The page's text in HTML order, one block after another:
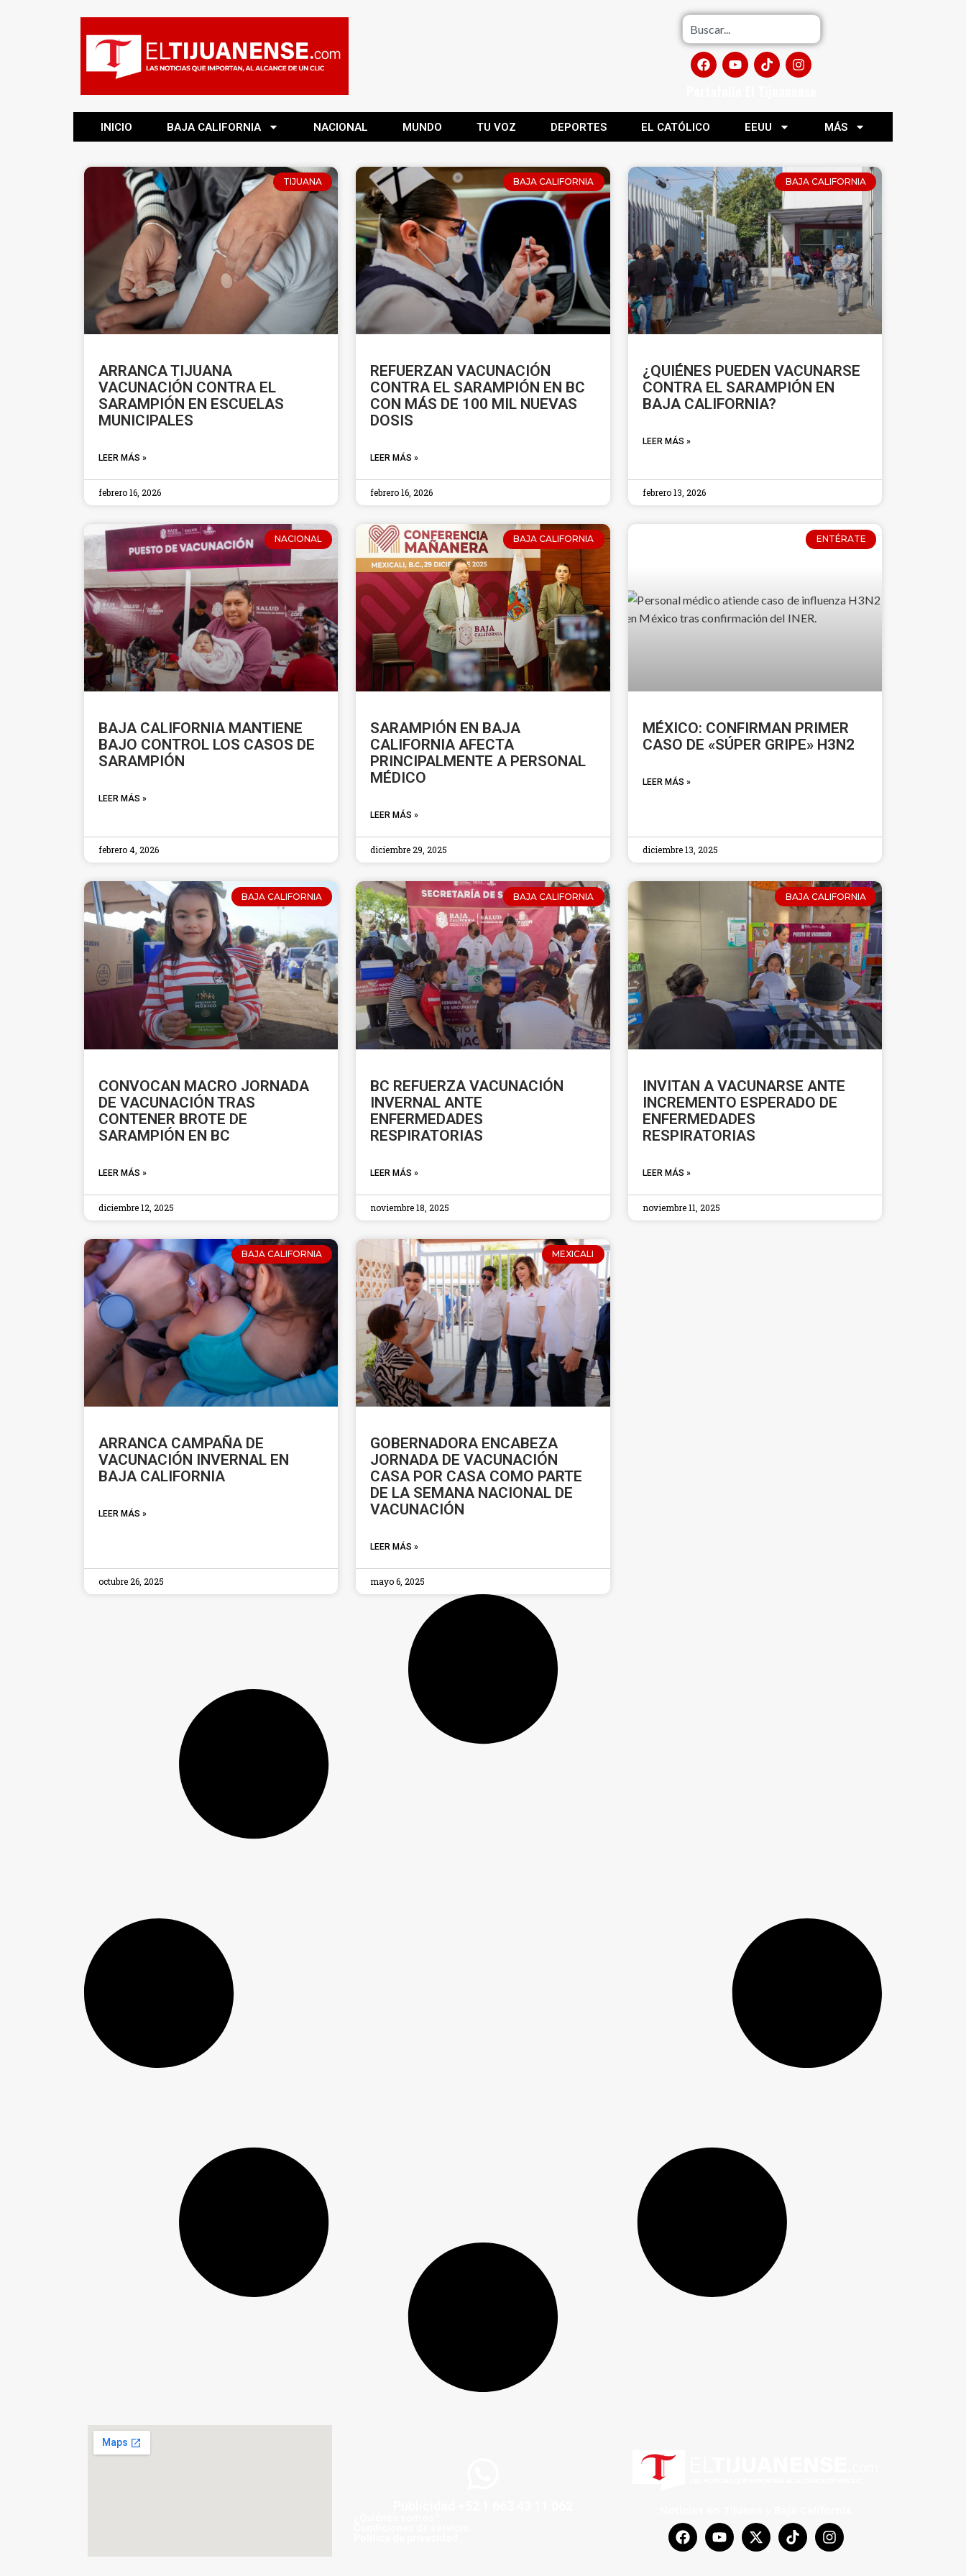
INICIO BAJA CALIFORNIA NACIONAL MUNDO TU VOZ DEPORTES EL CATÓLICO EEUU MÁS
TIJUANA
ARRANCA TIJUANA
VACUNACIÓN CONTRA EL
SARAMPIÓN EN ESCUELAS
MUNICIPALES
LEER MÁS »
febrero 16, 2026
BAJA CALIFORNIA
REFUERZAN VACUNACIÓN
CONTRA EL SARAMPIÓN EN BC
CON MÁS DE 100 MIL NUEVAS
DOSIS
LEER MÁS »
febrero 16, 2026
BAJA CALIFORNIA
¿QUIÉNES PUEDEN VACUNARSE
CONTRA EL SARAMPIÓN EN
BAJA CALIFORNIA?
LEER MÁS »
febrero 13, 2026
NACIONAL
BAJA CALIFORNIA MANTIENE
BAJO CONTROL LOS CASOS DE
SARAMPIÓN
LEER MÁS »
febrero 4, 2026
BAJA CALIFORNIA
SARAMPIÓN EN BAJA
CALIFORNIA AFECTA
PRINCIPALMENTE A PERSONAL
MÉDICO
LEER MÁS »
diciembre 29, 2025
ENTÉRATE
MÉXICO: CONFIRMAN PRIMER
CASO DE «SÚPER GRIPE» H3N2
LEER MÁS »
diciembre 13, 2025
BAJA CALIFORNIA
CONVOCAN MACRO JORNADA
DE VACUNACIÓN TRAS
CONTENER BROTE DE
SARAMPIÓN EN BC
LEER MÁS »
diciembre 12, 2025
BAJA CALIFORNIA
BC REFUERZA VACUNACIÓN
INVERNAL ANTE
ENFERMEDADES
RESPIRATORIAS
LEER MÁS »
noviembre 18, 2025
BAJA CALIFORNIA
INVITAN A VACUNARSE ANTE
INCREMENTO ESPERADO DE
ENFERMEDADES
RESPIRATORIAS
LEER MÁS »
noviembre 11, 2025
BAJA CALIFORNIA
ARRANCA CAMPAÑA DE
VACUNACIÓN INVERNAL EN
BAJA CALIFORNIA
LEER MÁS »
octubre 26, 2025
MEXICALI
GOBERNADORA ENCABEZA
JORNADA DE VACUNACIÓN
CASA POR CASA COMO PARTE
DE LA SEMANA NACIONAL DE
VACUNACIÓN
LEER MÁS »
mayo 6, 2025